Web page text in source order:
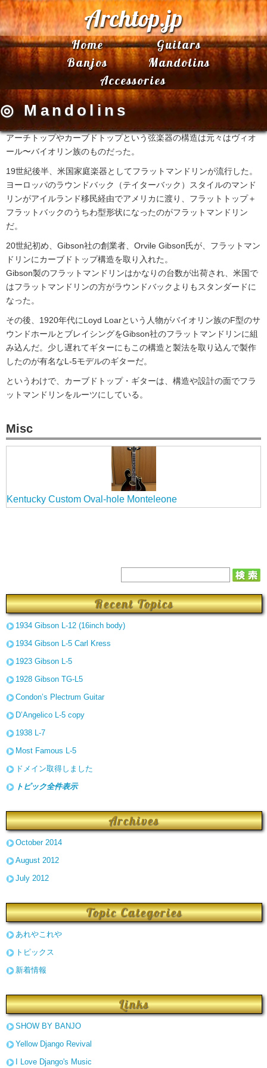
Archtop.jp
Home
Guitars
Banjos
Mandolins
Accessories
◎ Mandolins
アーチトップやカーブドトップという弦楽器の構造は元々はヴィオ
ール〜バイオリン族のものだった。
19世紀後半、米国家庭楽器としてフラットマンドリンが流行した。
ヨーロッパのラウンドバック（テイターバック）スタイルのマンド
リンがアイルランド移民経由でアメリカに渡り、フラットトップ＋
フラットバックのうちわ型形状になったのがフラットマンドリン
だ。
20世紀初め、Gibson社の創業者、Orvile Gibson氏が、フラットマン
ドリンにカーブドトップ構造を取り入れた。
Gibson製のフラットマンドリンはかなりの台数が出荷され、米国で
はフラットマンドリンの方がラウンドバックよりもスタンダードに
なった。
その後、1920年代にLoyd Loarという人物がバイオリン族のF型のサ
ウンドホールとブレイシングをGibson社のフラットマンドリンに組
み込んだ。少し遅れてギターにもこの構造と製法を取り込んで製作
したのが有名なL-5モデルのギターだ。
というわけで、カーブドトップ・ギターは、構造や設計の面でフラ
ットマンドリンをルーツにしている。
Misc
Kentucky Custom Oval-hole Monteleone
Recent Topics
1934 Gibson L-12 (16inch body)
1934 Gibson L-5 Carl Kress
1923 Gibson L-5
1928 Gibson TG-L5
Condon’s Plectrum Guitar
D’Angelico L-5 copy
1938 L-7
Most Famous L-5
ドメイン取得しました
トピック全件表示
Archives
October 2014
August 2012
July 2012
Topic Categories
あれやこれや
トピックス
新着情報
Links
SHOW BY BANJO
Yellow Django Revival
I Love Django's Music